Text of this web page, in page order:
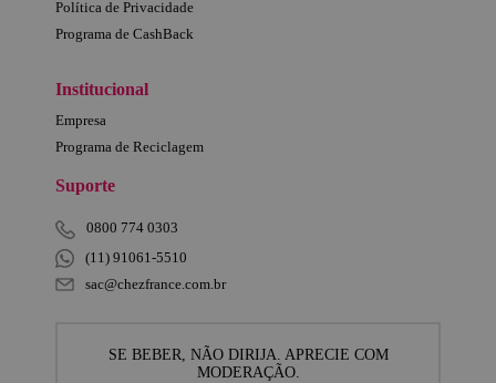
Política de Privacidade
Programa de CashBack
Institucional
Empresa
Programa de Reciclagem
Suporte
0800 774 0303
(11) 91061-5510
sac@chezfrance.com.br
SE BEBER, NÃO DIRIJA. APRECIE COM
MODERAÇÃO.